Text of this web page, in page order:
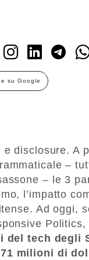
su Google
e disclosure. A
–
– le 3
l’impatto
Ad oggi,
Politics,
del tech degli
71 milioni di